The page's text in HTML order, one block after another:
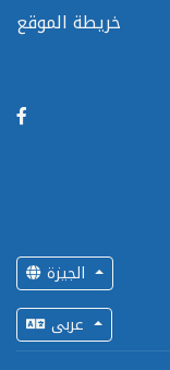
خريطة الموقع